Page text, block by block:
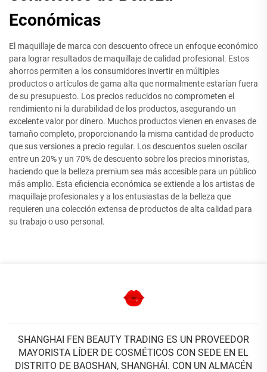
Económicas
El maquillaje de marca con descuento ofrece un enfoque económico
para lograr resultados de maquillaje de calidad profesional. Estos
ahorros permiten a los consumidores invertir en múltiples
productos o artículos de gama alta que normalmente estarían fuera
de su presupuesto. Los precios reducidos no comprometen el
rendimiento ni la durabilidad de los productos, asegurando un
excelente valor por dinero. Muchos productos vienen en envases de
tamaño completo, proporcionando la misma cantidad de producto
que sus versiones a precio regular. Los descuentos suelen oscilar
entre un 20% y un 70% de descuento sobre los precios minoristas,
haciendo que la belleza premium sea más accesible para un público
más amplio. Esta eficiencia económica se extiende a los artistas de
maquillaje profesionales y a los entusiastas de la belleza que
requieren una colección extensa de productos de alta calidad para
su trabajo o uso personal.
SHANGHAI FEN BEAUTY TRADING ES UN PROVEEDOR
MAYORISTA LÍDER DE COSMÉTICOS CON SEDE EN EL
DISTRITO DE BAOSHAN, SHANGHÁI. CON UN ALMACÉN